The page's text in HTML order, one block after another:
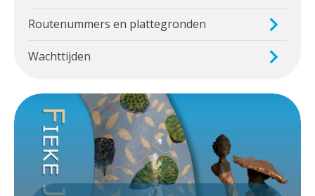
Routenummers en plattegronden
Wachttijden